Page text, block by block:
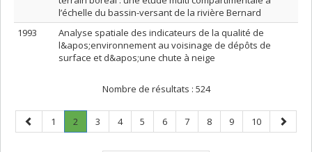
l’échelle du bassin-versant de la rivière Bernard
1993
Analyse spatiale des indicateurs de la qualité de
l&apos;environnement au voisinage de dépôts de
surface et d&apos;une chute à neige
Nombre de résultats : 524
Page
précédente
Page
1 Page
2
Page
Page
3 Page
4 Page
5 Page
6 Page
7 Page
8 Page
9 Page
10
Page